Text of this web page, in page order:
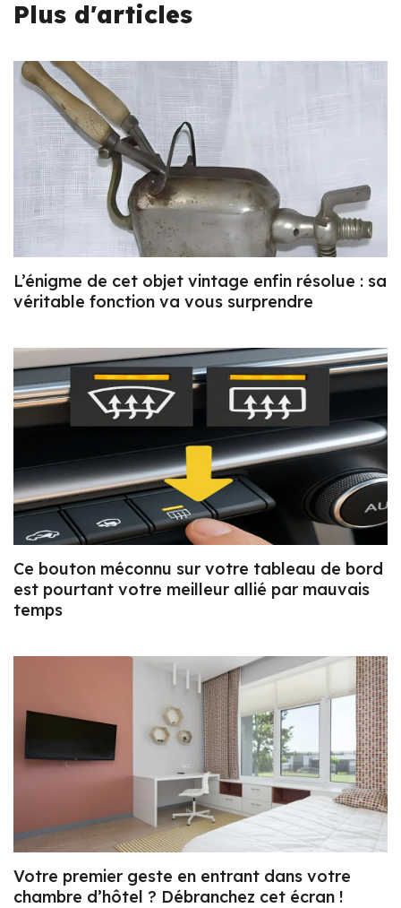
Plus d'articles
L’énigme de cet objet vintage enfin résolue : sa
véritable fonction va vous surprendre
Ce bouton méconnu sur votre tableau de bord
est pourtant votre meilleur allié par mauvais
temps
Votre premier geste en entrant dans votre
chambre d’hôtel ? Débranchez cet écran !